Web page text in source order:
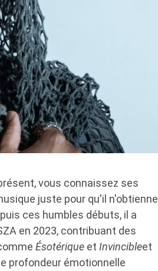
vous connaissez ses
juste pour qu'il n'obtienne
ces humbles débuts, il a
en 2023, contribuant des
Ésotérique et Invincibleet
profondeur émotionnelle